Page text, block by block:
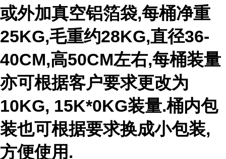
或外加真空铝箔袋,每桶净重
25KG,毛重约28KG,直径36-
40CM,高50CM左右,每桶装量
亦可根据客户要求更改为
10KG, 15K*0KG装量.桶内包
装也可根据要求换成小包装,
方便使用.